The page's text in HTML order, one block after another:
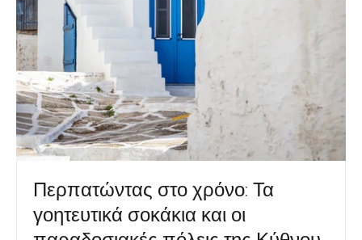
Περπατώντας στο χρόνο: Τα
γοητευτικά σοκάκια και οι